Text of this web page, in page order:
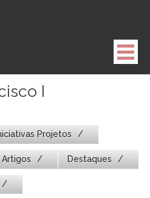
I
Projetos
Artigos Destaques